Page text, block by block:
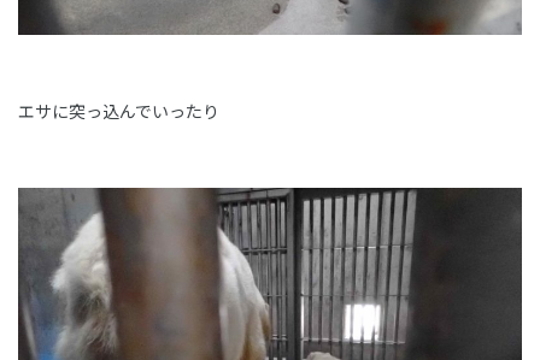
エサに突っ込んでいったり